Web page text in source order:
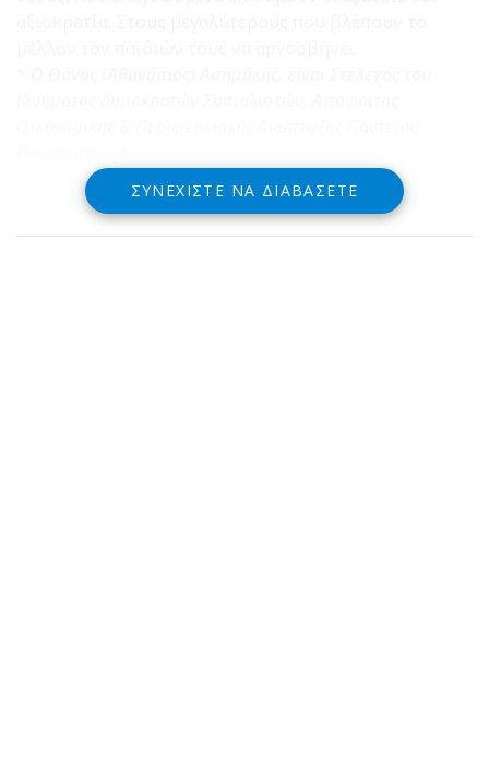
ΣΥΝΕΧΊΣΤΕ ΝΑ ΔΙΑΒΆΣΕΤΕ